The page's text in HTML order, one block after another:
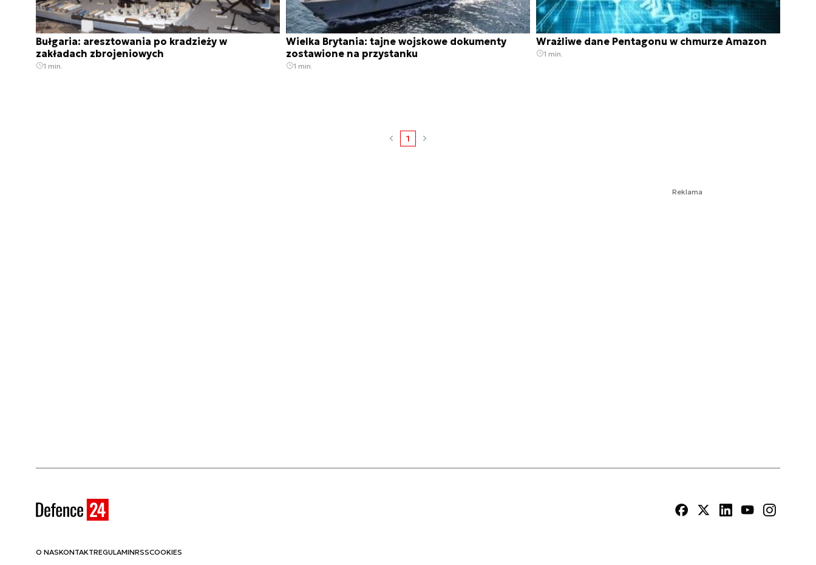
Bułgaria: aresztowania po kradzieży w
zakładach zbrojeniowych
1 min.
Wielka Brytania: tajne wojskowe dokumenty
zostawione na przystanku
1 min.
Wrażliwe dane Pentagonu w chmurze Amazon
1 min.
1
Reklama
O NASKONTAKTREGULAMINRSSCOOKIES